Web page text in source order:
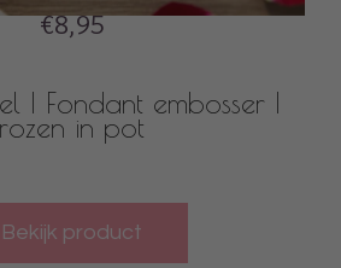
€8,95
| Fondant embosser |
rozen in pot
Bekijk product